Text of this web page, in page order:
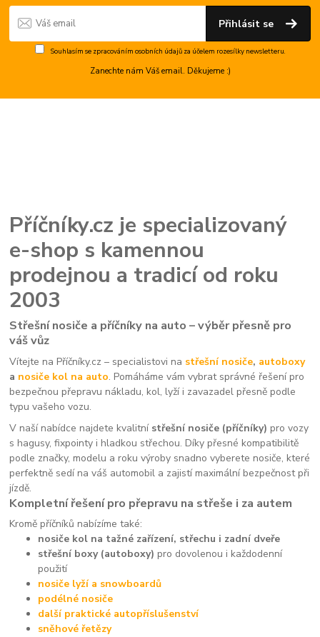
Přihlásit se
Souhlasím se zpracováním osobních údajůza účelem rozesílky newsletteru.
Zanechte nám Váš email. Děkujeme :)
Příčníky.cz je specializovaný
e-shop s kamennou
prodejnou a tradicí od roku
2003
Střešní nosiče a příčníky na auto – výběr přesně pro
váš vůz
Vítejte na Příčníky.cz – specialistovi na střešní nosiče, autoboxy
a nosiče kol na auto. Pomáháme vám vybrat správné řešení pro
bezpečnou přepravu nákladu, kol, lyží i zavazadel přesně podle
typu vašeho vozu.
V naší nabídce najdete kvalitní střešní nosiče (příčníky) pro vozy
s hagusy, fixpointy i hladkou střechou. Díky přesné kompatibilitě
podle značky, modelu a roku výroby snadno vyberete nosiče, které
perfektně sedí na váš automobil a zajistí maximální bezpečnost při
jízdě.
Kompletní řešení pro přepravu na střeše i za autem
Kromě příčníků nabízíme také:
nosiče kol na tažné zařízení, střechu i zadní dveře
střešní boxy (autoboxy) pro dovolenou i každodenní
použití
nosiče lyží a snowboardů
podélné nosiče
další praktické autopříslušenství
sněhové řetězy